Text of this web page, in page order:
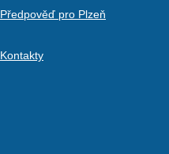
Předpověď pro Plzeň
Kontakty